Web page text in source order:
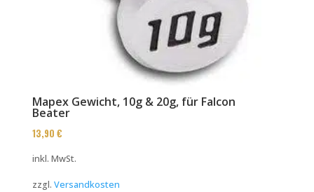
Mapex Gewicht, 10g & 20g, für Falcon
Beater
13,90€
inkl. MwSt.
zzgl.Versandkosten